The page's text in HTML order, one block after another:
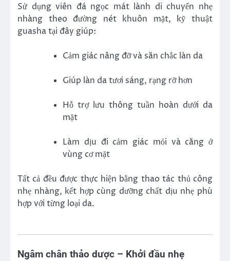
Sử dụng viên đá ngọc mát lành di chuyển nhẹ
nhàng theo đường nét khuôn mặt, kỹ thuật
guasha tại đây giúp:
Cảm giác nâng đỡ và săn chắc làn da
Giúp làn da tươi sáng, rạng rỡ hơn
Hỗ trợ lưu thông tuần hoàn dưới da
mặt
Làm dịu đi cảm giác mỏi và căng ở
vùng cơ mặt
Tất cả đều được thực hiện bằng thao tác thủ công
nhẹ nhàng, kết hợp cùng dưỡng chất dịu nhẹ phù
hợp với từng loại da.
Ngâm chân thảo dược – Khởi đầu nhẹ